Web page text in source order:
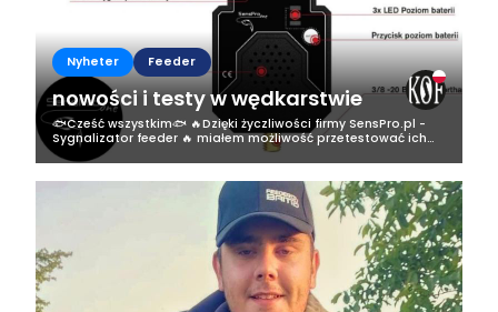
Nyheter Feeder
nowości i testy w wędkarstwie
🐟Cześć wszystkim🐟 🔥Dzięki życzliwości firmy SensPro.pl -
Sygnalizator feeder 🔥 miałem możliwość przetestować ich
produkt a mianowicie sygnalizator do feedera✅️ 🐟✅️Miałem
dwa tygodnie na testy a...